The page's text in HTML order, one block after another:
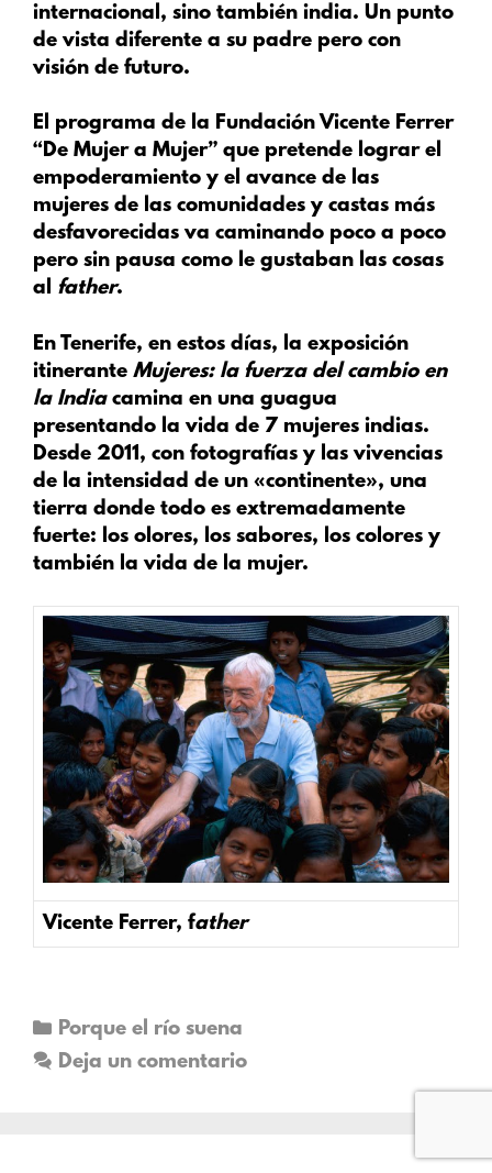
internacional, sino también india. Un punto
de vista diferente a su padre pero con
visión de futuro.
El programa de la Fundación Vicente Ferrer
“De Mujer a Mujer” que pretende lograr el
empoderamiento y el avance de las
mujeres de las comunidades y castas más
desfavorecidas va caminando poco a poco
pero sin pausa como le gustaban las cosas
al father.
En Tenerife, en estos días, la exposición
itinerante Mujeres: la fuerza del cambio en
la Indiacamina en una guagua
presentando la vida de 7 mujeres indias.
Desde 2011, con fotografías y las vivencias
de la intensidad de un «continente», una
tierra donde todo es extremadamente
fuerte: los olores, los sabores, los colores y
también la vida de la mujer.
Vicente Ferrer, father
Porque el río suena
Deja un comentario